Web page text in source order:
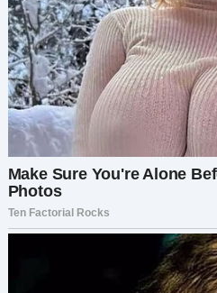
можешь.
Каждое слово мужа било
глубоко вздохнула: — А
мне говорил? Неужели ты
— Свет, не начинай, а.
Просто забудем это
— Мелкое недоразумение?
— Конечно. Нам же
и остаётся. Тем более,
то позарится.
Света отодвинула
выключила его. Свекор и
— Сашка звонил?